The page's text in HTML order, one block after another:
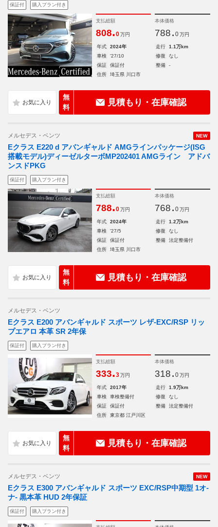
保証付 購入プラン付き
支払総額
808.0 万円
本体価格
788. 0 万円
年式 2024年 走行
1.1万km
車検
'27/10 修復
なし
保証
保証付 整備
-
住所
埼玉県 川口市
無
料
見積もり・在庫確認
NEW
メルセデス・ベンツ
Eクラス E220 d アバンギャルド AMGラインパッケージ(ISG
搭載モデル)ディーゼルターボMP202401 AMGライン アドバ
ンスドPKG
保証付 購入プラン付き
支払総額
788.0 万円
本体価格
768. 0 万円
年式 2024年 走行
1.2万km
車検
'27/5 修復
なし
保証
保証付 整備
法定整備付
住所
埼玉県 川口市
無
料
見積もり・在庫確認
メルセデス・ベンツ
Eクラス E200 アバンギャルド スポーツ レザ-EXC/RSP リッ
プエアロ 本革 SR 2年保
保証付 購入プラン付き
支払総額
333.3 万円
本体価格
318. 0 万円
年式 2017年 走行
1.9万km
車検
車検整備付 修復
なし
保証
保証付 整備
法定整備付
住所
東京都 江戸川区
無
料
見積もり・在庫確認
NEW
メルセデス・ベンツ
Eクラス E300 アバンギャルド スポーツ EXC/RSP中期型 1オ-
ナ- 黒本革 HUD 2年保証
保証付 購入プラン付き